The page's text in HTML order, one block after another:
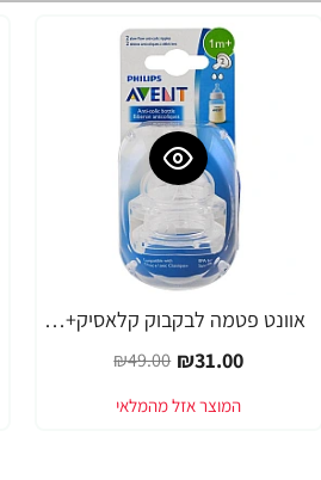
-37%
אוונט פטמה לבקבוק קלאסיק+ זרימה מס' 2 (חודש 1+) 2 יחידות - מבית Philips Avent
₪31.00
₪49.00